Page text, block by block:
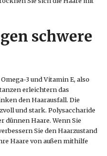
schwere
3 und Vitamin E, also
erleichtern das
den Haarausfall. Die
und stark. Polysaccharide
dünnen Haare. Wenn Sie
Sie den Haarzustand
Haare von außen mithilfe